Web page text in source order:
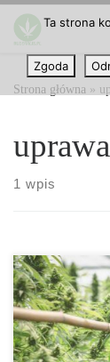
Przejdź do
Strona główna »
1 wpis
Dlaczego
jest niezwykle
Ta strona
Zgoda